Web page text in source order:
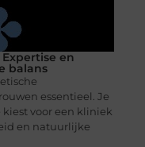
en
balans
essentieel. Je
voor een kliniek
en natuurlijke